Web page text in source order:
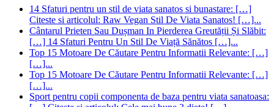
14 Sfaturi pentru un stil de viata sanatos si bunastare: […]
Citeste si articolul: Raw Vegan Stil De Viata Sanatos! […]...
Cântarul Prieten Sau Dușman In Pierderea Greutății Și Slăbit:
[…] 14 Sfaturi Pentru Un Stil De Viață Sănătos […]...
Top 15 Motoare De Căutare Pentru Informatii Relevante: […]
[…]...
Top 15 Motoare De Căutare Pentru Informatii Relevante: […]
[…]...
Sport pentru copii componenta de baza pentru viata sanatoasa: